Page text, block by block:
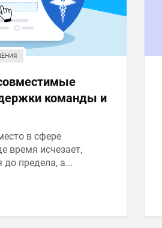
команды и
в сфере
время исчезает,
до предела, а...